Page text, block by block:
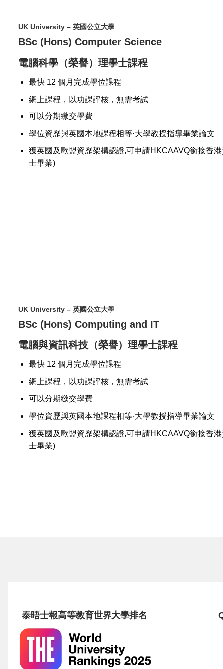
UK University – 英國公立大學
BSc (Hons) Computer Science
電腦科學（榮譽）理學士課程
最快 12 個月完成學位課程
網上課程，以功課評核，無需考試
可以分期繳交學費
學位資歷與英國本地課程相等·大學教授指導畢業論文
獲英國及歐盟資歷架構認證,可申請HKCAAVQ銜接香
士畢業)
UK University – 英國公立大學
BSc (Hons) Computing and IT
電腦與資訊科技（榮譽）理學士課程
最快 12 個月完成學位課程
網上課程，以功課評核，無需考試
可以分期繳交學費
學位資歷與英國本地課程相等·大學教授指導畢業論文
獲英國及歐盟資歷架構認證,可申請HKCAAVQ銜接香
士畢業)
泰晤士報高等教育世界大學排名